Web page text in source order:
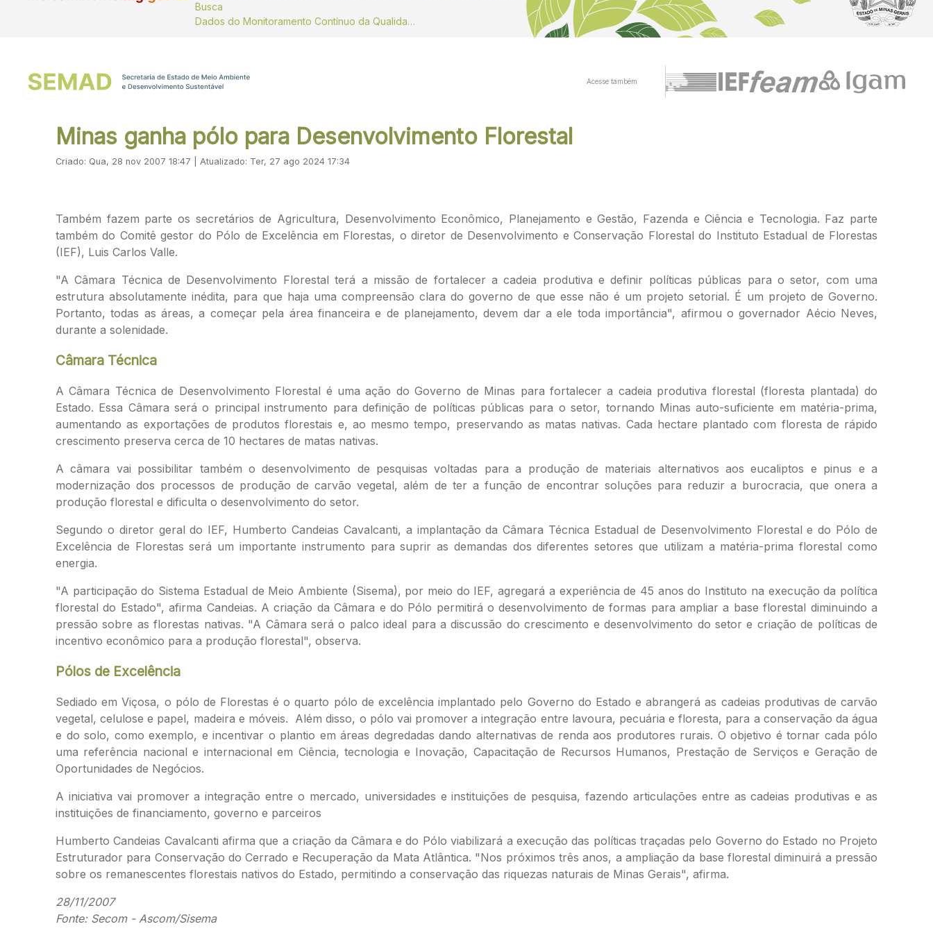
Busca
Dados do Monitoramento Contínuo da Qualidade do ar
Acesse também
Minas ganha pólo para Desenvolvimento Florestal
Criado: Qua, 28 nov 2007 18:47 | Atualizado: Ter, 27 ago 2024 17:34
Também fazem parte os secretários de Agricultura, Desenvolvimento Econômico, Planejamento e Gestão, Fazenda e Ciência e Tecnologia. Faz parte
também do Comitê gestor do Pólo de Excelência em Florestas, o diretor de Desenvolvimento e Conservação Florestal do Instituto Estadual de Florestas
(IEF), Luis Carlos Valle.
"A Câmara Técnica de Desenvolvimento Florestal terá a missão de fortalecer a cadeia produtiva e definir políticas públicas para o setor, com uma
estrutura absolutamente inédita, para que haja uma compreensão clara do governo de que esse não é um projeto setorial. É um projeto de Governo.
Portanto, todas as áreas, a começar pela área financeira e de planejamento, devem dar a ele toda importância", afirmou o governador Aécio Neves,
durante a solenidade.
Câmara Técnica
A Câmara Técnica de Desenvolvimento Florestal é uma ação do Governo de Minas para fortalecer a cadeia produtiva florestal (floresta plantada) do
Estado. Essa Câmara será o principal instrumento para definição de políticas públicas para o setor, tornando Minas auto-suficiente em matéria-prima,
aumentando as exportações de produtos florestais e, ao mesmo tempo, preservando as matas nativas. Cada hectare plantado com floresta de rápido
crescimento preserva cerca de 10 hectares de matas nativas.
A câmara vai possibilitar também o desenvolvimento de pesquisas voltadas para a produção de materiais alternativos aos eucaliptos e pinus e a
modernização dos processos de produção de carvão vegetal, além de ter a função de encontrar soluções para reduzir a burocracia, que onera a
produção florestal e dificulta o desenvolvimento do setor.
Segundo o diretor geral do IEF, Humberto Candeias Cavalcanti, a implantação da Câmara Técnica Estadual de Desenvolvimento Florestal e do Pólo de
Excelência de Florestas será um importante instrumento para suprir as demandas dos diferentes setores que utilizam a matéria-prima florestal como
energia.
"A participação do Sistema Estadual de Meio Ambiente (Sisema), por meio do IEF, agregará a experiência de 45 anos do Instituto na execução da política
florestal do Estado", afirma Candeias. A criação da Câmara e do Pólo permitirá o desenvolvimento de formas para ampliar a base florestal diminuindo a
pressão sobre as florestas nativas. "A Câmara será o palco ideal para a discussão do crescimento e desenvolvimento do setor e criação de políticas de
incentivo econômico para a produção florestal", observa.
Pólos de Excelência
Sediado em Viçosa, o pólo de Florestas é o quarto pólo de excelência implantado pelo Governo do Estado e abrangerá as cadeias produtivas de carvão
vegetal, celulose e papel, madeira e móveis. Além disso, o pólo vai promover a integração entre lavoura, pecuária e floresta, para a conservação da água
e do solo, como exemplo, e incentivar o plantio em áreas degredadas dando alternativas de renda aos produtores rurais. O objetivo é tornar cada pólo
uma referência nacional e internacional em Ciência, tecnologia e Inovação, Capacitação de Recursos Humanos, Prestação de Serviços e Geração de
Oportunidades de Negócios.
A iniciativa vai promover a integração entre o mercado, universidades e instituições de pesquisa, fazendo articulações entre as cadeias produtivas e as
instituições de financiamento, governo e parceiros
Humberto Candeias Cavalcanti afirma que a criação da Câmara e do Pólo viabilizará a execução das políticas traçadas pelo Governo do Estado no Projeto
Estruturador para Conservação do Cerrado e Recuperação da Mata Atlântica. "Nos próximos três anos, a ampliação da base florestal diminuirá a pressão
sobre os remanescentes florestais nativos do Estado, permitindo a conservação das riquezas naturais de Minas Gerais", afirma.
28/11/2007
Fonte: Secom - Ascom/Sisema